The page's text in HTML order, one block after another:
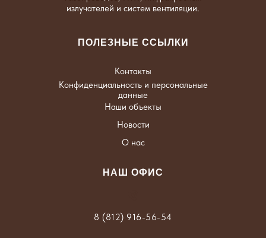
О нас
Наши объекты
Новости
Контакты
8 (812) 916-56-54
НАШ ОФИС
ПОЛЕЗНЫЕ ССЫЛКИ
излучателей и систем вентиляции.
Конфиденциальность и персональные
данные